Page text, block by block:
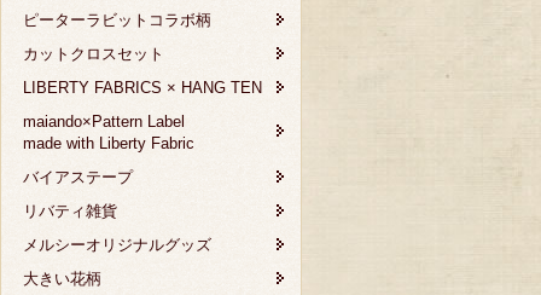
ピーターラビットコラボ柄
カットクロスセット
LIBERTY FABRICS × HANG TEN
maiando×Pattern Label
made with Liberty Fabric
バイアステープ
リバティ雑貨
メルシーオリジナルグッズ
大きい花柄